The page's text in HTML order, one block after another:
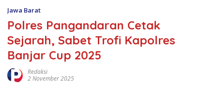
Jawa Barat
Polres Pangandaran Cetak
Sejarah, Sabet Trofi Kapolres
Banjar Cup 2025
Redaksi
2 November 2025